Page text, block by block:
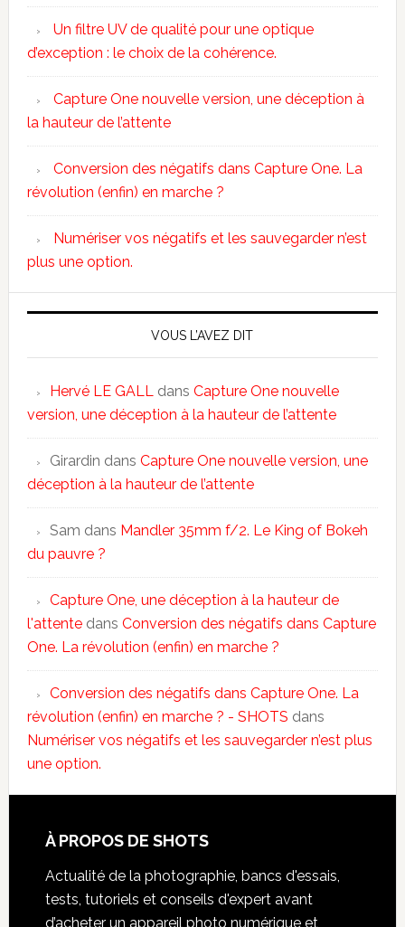
Un filtre UV de qualité pour une optique
d’exception : le choix de la cohérence.
Capture One nouvelle version, une déception à
la hauteur de l’attente
Conversion des négatifs dans Capture One. La
révolution (enfin) en marche ?
Numériser vos négatifs et les sauvegarder n’est
plus une option.
VOUS L’AVEZ DIT
Hervé LE GALL dans Capture One nouvelle
version, une déception à la hauteur de l’attente
Girardin dans Capture One nouvelle version, une
déception à la hauteur de l’attente
Sam dans Mandler 35mm f/2. Le King of Bokeh
du pauvre ?
Capture One, une déception à la hauteur de
l'attentedans Conversion des négatifs dans Capture
One. La révolution (enfin) en marche ?
Conversion des négatifs dans Capture One. La
révolution (enfin) en marche ? - SHOTS dans
Numériser vos négatifs et les sauvegarder n’est plus
une option.
À PROPOS DE SHOTS
Actualité de la photographie, bancs d'essais,
tests, tutoriels et conseils d'expert avant
d’acheter un appareil photo numérique et